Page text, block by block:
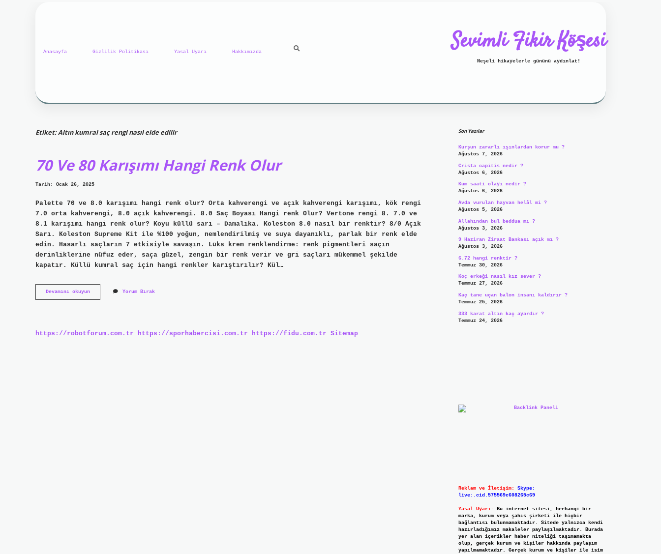
Anasayfa Gizlilik Politikası Yasal Uyarı Hakkımızda Sevimli Fikir Köşesi
Neşeli hikayelerle gününü aydınlat!
Etiket:Altın kumral saç rengi nasıl elde edilir
70 Ve 80 Karışımı Hangi Renk Olur
Tarih: Ocak 26, 2025
Palette 70 ve 8.0 karışımı hangi renk olur? Orta kahverengi ve açık kahverengi karışımı, kök rengi
7.0 orta kahverengi, 8.0 açık kahverengi. 8.0 Saç Boyası Hangi renk Olur? Vertone rengi 8. 7.0 ve
8.1 karışımı hangi renk olur? Koyu küllü sarı – Damalika. Koleston 8.0 nasıl bir renktir? 8/0 Açık
Sarı. Koleston Supreme Kit ile %100 yoğun, nemlendirilmiş ve suya dayanıklı, parlak bir renk elde
edin. Hasarlı saçların 7 etkisiyle savaşın. Lüks krem ​​renklendirme: renk pigmentleri saçın
derinliklerine nüfuz eder, saça güzel, zengin bir renk verir ve gri saçları mükemmel şekilde
kapatır. Küllü kumral saç için hangi renkler karıştırılır? Kül…
Devamını okuyun70
Ve
Olur
Yorum Bırak
https://robotforum.com.tr https://sporhabercisi.com.tr https://fidu.com.tr Sitemap
Son Yazılar
Kurşun zararlı ışınlardan korur mu ?
Ağustos 7, 2026
Crista capitis nedir ?
Ağustos 6, 2026
Kum saati olayı nedir ?
Ağustos 6, 2026
Avda vurulan hayvan helâl mi ?
Ağustos 5, 2026
Allahından bul beddua mı ?
Ağustos 3, 2026
9 Haziran Ziraat Bankası açık mı ?
Ağustos 3, 2026
6.72 hangi renktir ?
Temmuz 30, 2026
Koç erkeği nasıl kız sever ?
Temmuz 27, 2026
Kaç tane uçan balon insanı kaldırır ?
Temmuz 25, 2026
333 karat altın kaç ayardır ?
Temmuz 24, 2026
Reklam ve İletişim:
Skype:
live:.cid.575569c608265c69
Yasal Uyarı:
Bu internet sitesi, herhangi bir
marka, kurum veya şahıs şirketi ile hiçbir
bağlantısı bulunmamaktadır. Sitede yalnızca kendi
hazırladığımız makaleler paylaşılmaktadır. Burada
yer alan içerikler haber niteliği taşımamakta
olup, gerçek kurum ve kişiler hakkında paylaşım
yapılmamaktadır. Gerçek kurum ve kişiler ile isim